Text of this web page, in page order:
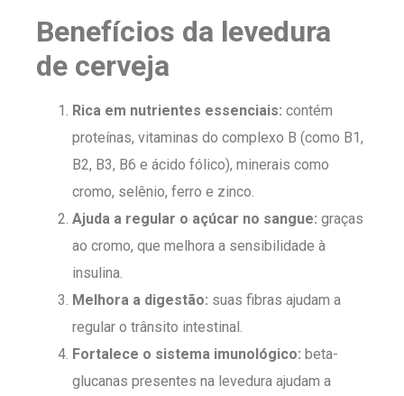
Benefícios da levedura
de cerveja
Rica em nutrientes essenciais: contém
proteínas, vitaminas do complexo B (como B1,
B2, B3, B6 e ácido fólico), minerais como
cromo, selênio, ferro e zinco.
Ajuda a regular o açúcar no sangue: graças
ao cromo, que melhora a sensibilidade à
insulina.
Melhora a digestão: suas fibras ajudam a
regular o trânsito intestinal.
Fortalece o sistema imunológico: beta-
glucanas presentes na levedura ajudam a